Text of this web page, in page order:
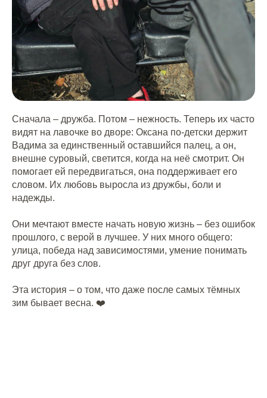
Сначала – дружба. Потом – нежность. Теперь их часто
видят на лавочке во дворе: Оксана по-детски держит
Вадима за единственный оставшийся палец, а он,
внешне суровый, светится, когда на неё смотрит. Он
помогает ей передвигаться, она поддерживает его
словом. Их любовь выросла из дружбы, боли и
надежды.
Они мечтают вместе начать новую жизнь – без ошибок
прошлого, с верой в лучшее. У них много общего:
улица, победа над зависимостями, умение понимать
друг друга без слов.
Эта история – о том, что даже после самых тёмных
зим бывает весна. ❤️